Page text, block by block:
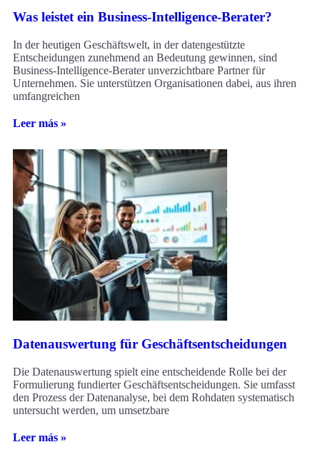
Was leistet ein Business-Intelligence-Berater?
In der heutigen Geschäftswelt, in der datengestützte
Entscheidungen zunehmend an Bedeutung gewinnen, sind
Business-Intelligence-Berater unverzichtbare Partner für
Unternehmen. Sie unterstützen Organisationen dabei, aus ihren
umfangreichen
Leer más »
Datenauswertung für Geschäftsentscheidungen
Die Datenauswertung spielt eine entscheidende Rolle bei der
Formulierung fundierter Geschäftsentscheidungen. Sie umfasst
den Prozess der Datenanalyse, bei dem Rohdaten systematisch
untersucht werden, um umsetzbare
Leer más »